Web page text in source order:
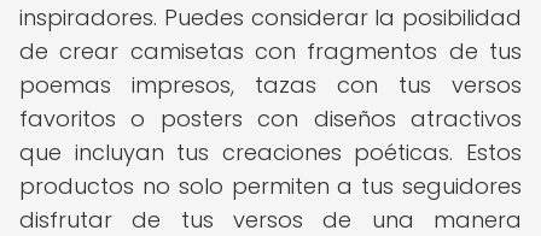
inspiradores. Puedes considerar la posibilidad
de crear camisetas con fragmentos de tus
poemas impresos, tazas con tus versos
favoritos o posters con diseños atractivos
que incluyan tus creaciones poéticas. Estos
productos no solo permiten a tus seguidores
disfrutar de tus versos de una manera